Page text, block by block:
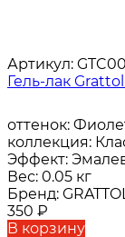
Артикул:
Гель-лак
оттенок:
коллекция:
Эффект:
Вес: 0.05 кг
Бренд:
350 ₽
В корзину